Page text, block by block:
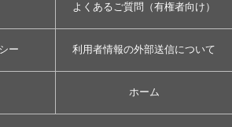
よくあるご質問（有権者向け）
ー 利用者情報の外部送信について
ホーム